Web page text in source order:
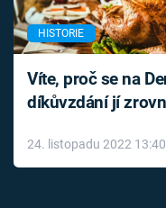
HISTORIE
Víte, proč se na
díkůvzdání jí
24. listopadu 2022 13:40